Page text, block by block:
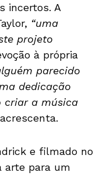
incertos. A
“uma
projeto
à própria
parecido
dedicação
criar a música
e filmado no
arte para um